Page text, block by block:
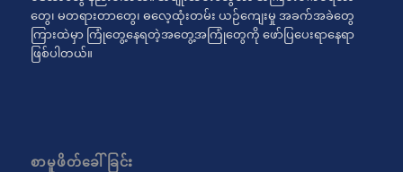
တွေ၊ မတရားတာတွေ၊ ဓလေ့ထုံးတမ်း ယဉ်ကျေးမှု အခက်အခဲတွေ
ကြားထဲမှာ ကြုံတွေ့နေရတဲ့အတွေ့အကြုံတွေကို ဖော်ပြပေးရာနေရာ
ဖြစ်ပါတယ်။
စာမူဖိတ်ခေါ်ခြင်း